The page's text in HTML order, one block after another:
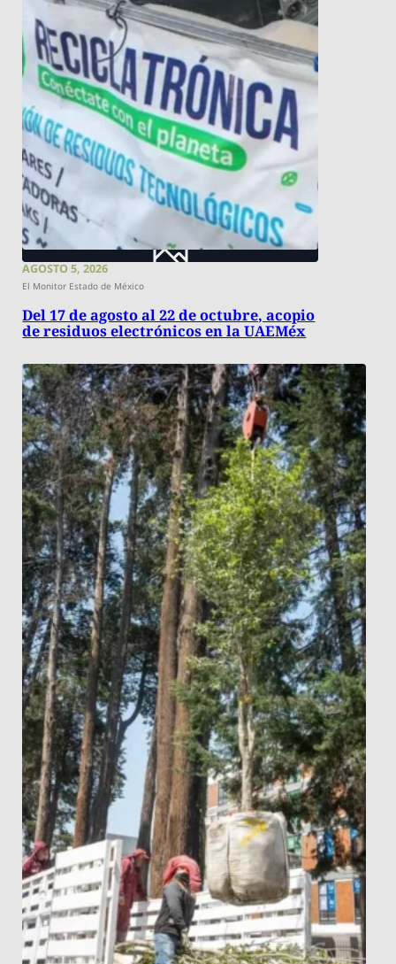
AGOSTO 5, 2026
El Monitor Estado de México
Del 17 de agosto al 22 de octubre, acopio
de residuos electrónicos en la UAEMéx